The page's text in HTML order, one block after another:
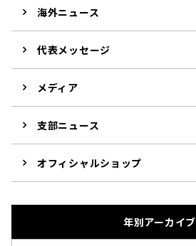
海外ニュース
代表メッセージ
メディア
支部ニュース
オフィシャルショップ
年別アーカイブ